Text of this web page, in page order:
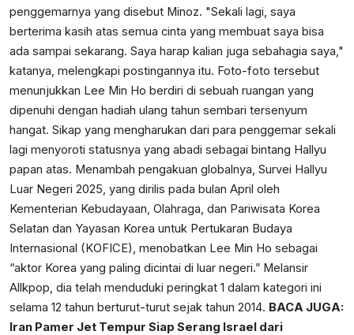
penggemarnya yang disebut Minoz. "Sekali lagi, saya
berterima kasih atas semua cinta yang membuat saya bisa
ada sampai sekarang. Saya harap kalian juga sebahagia saya,"
katanya, melengkapi postingannya itu. Foto-foto tersebut
menunjukkan Lee Min Ho berdiri di sebuah ruangan yang
dipenuhi dengan hadiah ulang tahun sembari tersenyum
hangat. Sikap yang mengharukan dari para penggemar sekali
lagi menyoroti statusnya yang abadi sebagai bintang Hallyu
papan atas. Menambah pengakuan globalnya, Survei Hallyu
Luar Negeri 2025, yang dirilis pada bulan April oleh
Kementerian Kebudayaan, Olahraga, dan Pariwisata Korea
Selatan dan Yayasan Korea untuk Pertukaran Budaya
Internasional (KOFICE), menobatkan Lee Min Ho sebagai
“aktor Korea yang paling dicintai di luar negeri.” Melansir
Allkpop, dia telah menduduki peringkat 1 dalam kategori ini
selama 12 tahun berturut-turut sejak tahun 2014. BACA JUGA:
Iran Pamer Jet Tempur Siap Serang Israel dari